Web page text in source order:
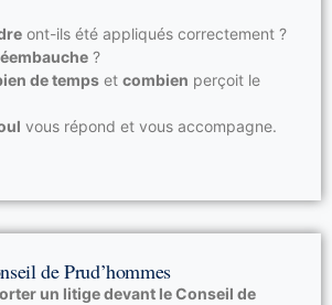
ont-ils été appliqués correctement ?
?
de temps et combien perçoit le
vous répond et vous accompagne.
de Prud’hommes
un litige devant le Conseil de